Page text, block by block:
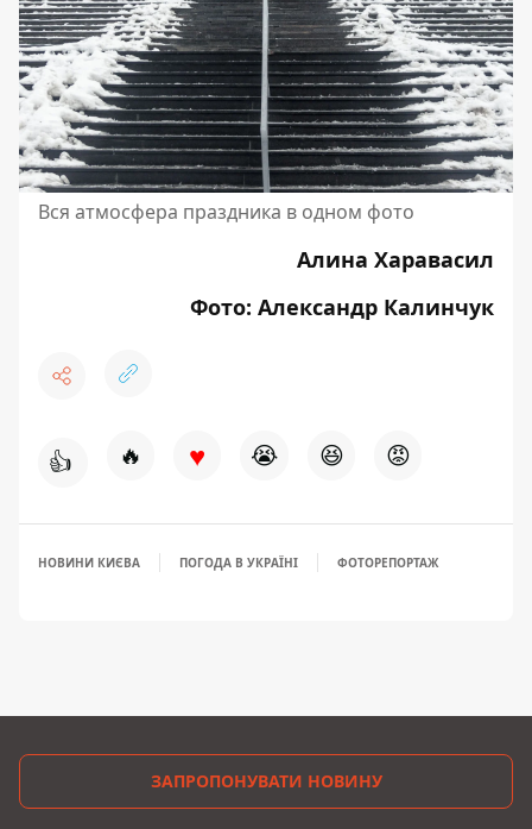
Вся атмосфера праздника в одном фото
Алина Харавасил
Фото: Александр Калинчук
👍 🔥 ♥ 😭 😆 😡
НОВИНИ КИЄВА ПОГОДА В УКРАЇНІ ФОТОРЕПОРТАЖ
ЗАПРОПОНУВАТИ НОВИНУ